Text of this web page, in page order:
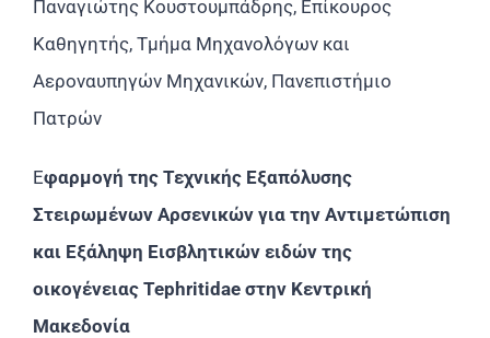
Παναγιώτης Κουστουμπάδρης, Επίκουρος
Καθηγητής, Τμήμα Μηχανολόγων και
Αεροναυπηγών Μηχανικών, Πανεπιστήμιο
Πατρών
Εφαρμογή της Τεχνικής Εξαπόλυσης
Στειρωμένων Αρσενικών για την Αντιμετώπιση
και Εξάληψη Eισβλητικών ειδών της
οικογένειας Tephritidae στην Κεντρική
Μακεδονία